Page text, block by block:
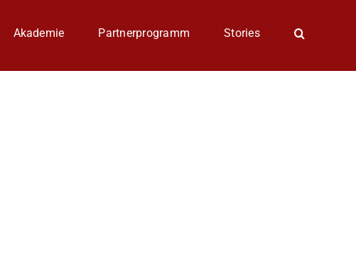
Akademie Partnerprogramm Stories